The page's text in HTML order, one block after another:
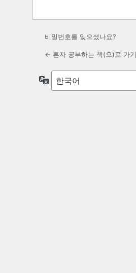
비밀번호를 잊으셨나요?
← 혼자 공부하는 책(으)로 가기
어